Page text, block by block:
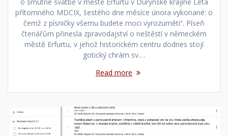
o smutné svatbě v městě Erfurtu v Durynské krajině Léta
přítomného MDCIX, šestého dne měsíce února vykonané: o
čemž z písničky všemu budete moci vyrozuměti“. Píseň
čtenářům přinesla zpravodajství o neštěstí v německém
městě Erfurtu, v jehož historickém centru dodnes stojí
gotický chrám sv.…
Read more